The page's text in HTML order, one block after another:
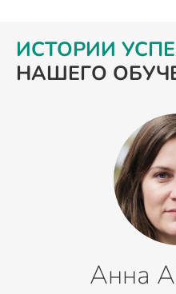
ИСТОРИИ
НАШЕГО
Анна